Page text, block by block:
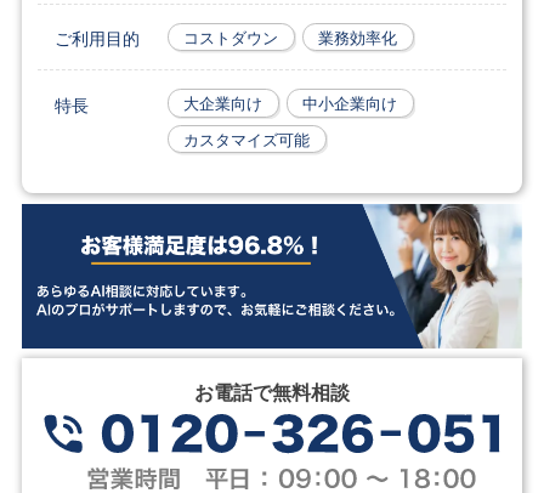
ご利用目的 コストダウン 業務効率化
特長 大企業向け
中小企業向け
カスタマイズ可能
お電話で無料相談